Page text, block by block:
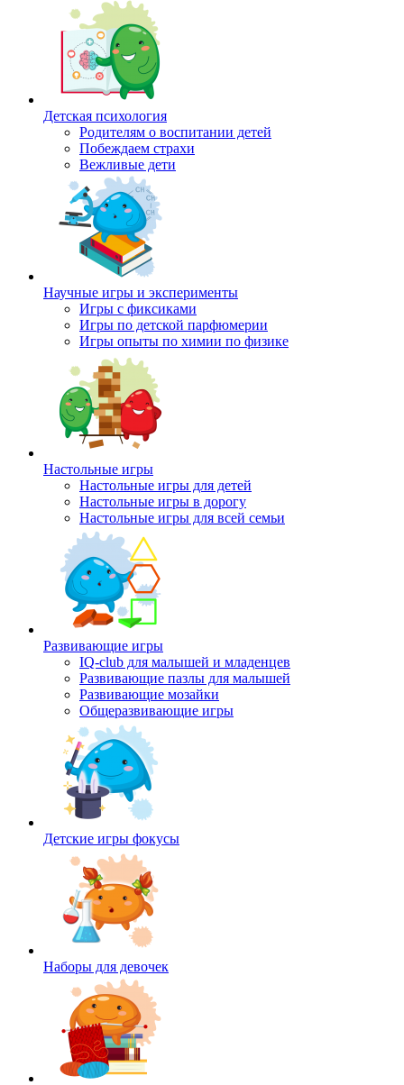
Детская психология
Родителям о воспитании детей
Побеждаем страхи
Вежливые дети
Научные игры и эксперименты
Игры с фиксиками
Игры по детской парфюмерии
Игры опыты по химии по физике
Настольные игры
Настольные игры для детей
Настольные игры в дорогу
Настольные игры для всей семьи
Развивающие игры
IQ-club для малышей и младенцев
Развивающие пазлы для малышей
Развивающие мозайки
Общеразвивающие игры
Детские игры фокусы
Наборы для девочек